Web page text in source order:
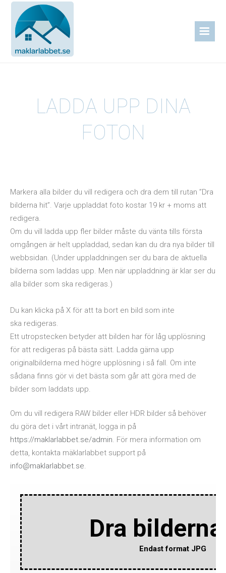
LADDA UPP DINA
FOTON
Markera alla bilder du vill redigera och dra dem till rutan ”Dra
bilderna hit”. Varje uppladdat foto kostar 19 kr + moms att
redigera.
Om du vill ladda upp fler bilder måste du vänta tills första
omgången är helt uppladdad, sedan kan du dra nya bilder till
webbsidan. (Under uppladdningen ser du bara de aktuella
bilderna som laddas upp. Men när uppladdning är klar ser du
alla bilder som ska redigeras.)
Du kan klicka på X för att ta bort en bild som inte
ska redigeras.
Ett utropstecken betyder att bilden har för låg upplösning
för att redigeras på bästa sätt. Ladda gärna upp
originalbilderna med högre upplösning i så fall. Om inte
sådana finns gör vi det bästa som går att göra med de
bilder som laddats upp.
Om du vill redigera RAW bilder eller HDR bilder så behöver
du göra det i vårt intranät, logga in på
https://maklarlabbet.se/admin. För mera information om
detta, kontakta mäklarlabbet support på
info@maklarlabbet.se.
Dra
Endast format JPG